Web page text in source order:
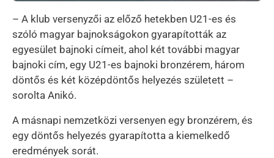
– A klub versenyzői az előző hetekben U21-es és
szóló magyar bajnokságokon gyarapították az
egyesület bajnoki címeit, ahol két további magyar
bajnoki cím, egy U21-es bajnoki bronzérem, három
döntős és két középdöntős helyezés született –
sorolta Anikó.
A másnapi nemzetközi versenyen egy bronzérem, és
egy döntős helyezés gyarapította a kiemelkedő
eredmények sorát.